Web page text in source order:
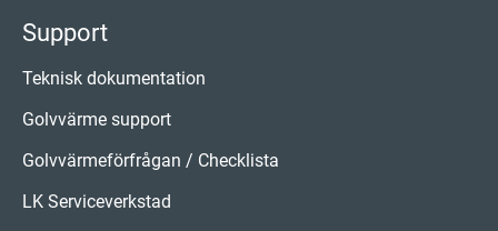
Support
Teknisk dokumentation
Golvvärme support
Golvvärmeförfrågan / Checklista
LK Serviceverkstad